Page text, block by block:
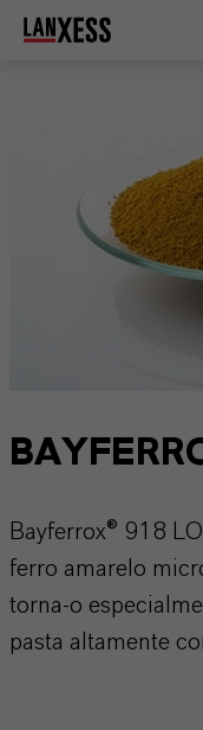
Bayferrox® 918
ferro amarelo
torna-o
pasta altamente